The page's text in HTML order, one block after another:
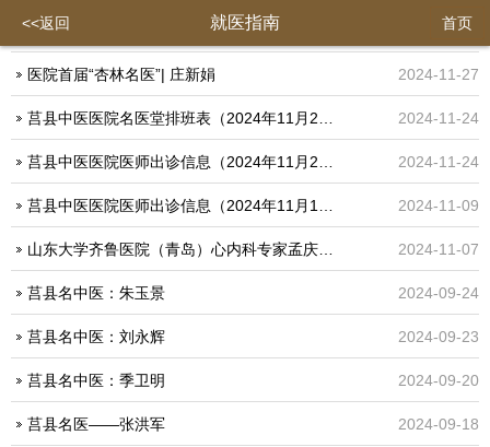
<<返回 就医指南 首页
医院首届“杏林名医”| 庄新娟 2024-11-27
2024-11-24
2024-11-24
2024-11-09
2024-11-07
莒县名中医：朱玉景 2024-09-24
莒县名中医：刘永辉 2024-09-23
莒县名中医：季卫明 2024-09-20
莒县名医——张洪军 2024-09-18